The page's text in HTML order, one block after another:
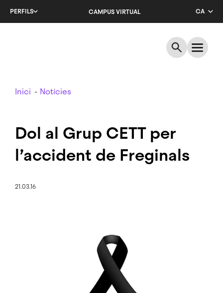
PERFILS CAMPUS VIRTUAL
CA
ES
Breadcrumb
Inici Notícies
Dol al Grup CETT per
l’accident de Freginals
21.03.16